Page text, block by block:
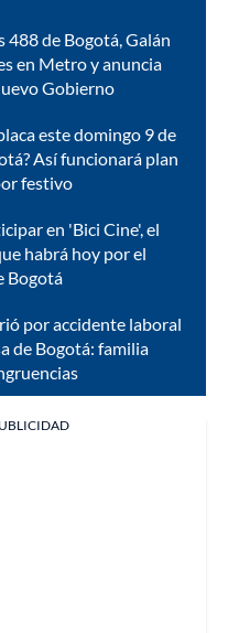
488 de Bogotá, Galán
en Metro y anuncia
Gobierno
este domingo 9 de
Así funcionará plan
festivo
en 'Bici Cine', el
habrá hoy por el
Bogotá
por accidente laboral
de Bogotá: familia